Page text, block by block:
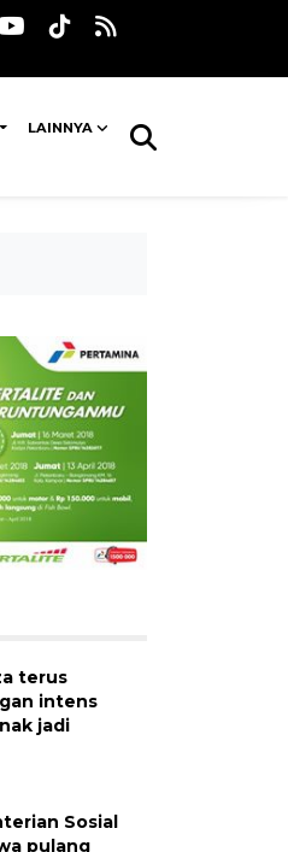
LAINNYA
terus
intens
jadi
Sosial
pulang